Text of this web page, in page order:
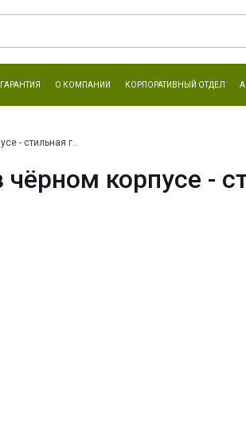
ГАРАНТИЯ О КОМПАНИИ КОРПОРАТИВНЫЙ ОТДЕЛ
- стильная г..
корпусе -